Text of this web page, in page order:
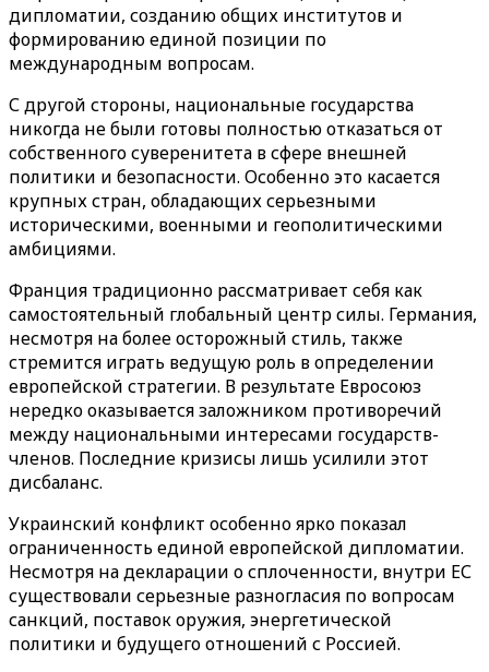
дипломатии, созданию общих институтов и
формированию единой позиции по
международным вопросам.
С другой стороны, национальные государства
никогда не были готовы полностью отказаться от
собственного суверенитета в сфере внешней
политики и безопасности. Особенно это касается
крупных стран, обладающих серьезными
историческими, военными и геополитическими
амбициями.
Франция традиционно рассматривает себя как
самостоятельный глобальный центр силы. Германия,
несмотря на более осторожный стиль, также
стремится играть ведущую роль в определении
европейской стратегии. В результате Евросоюз
нередко оказывается заложником противоречий
между национальными интересами государств-
членов. Последние кризисы лишь усилили этот
дисбаланс.
Украинский конфликт особенно ярко показал
ограниченность единой европейской дипломатии.
Несмотря на декларации о сплоченности, внутри ЕС
существовали серьезные разногласия по вопросам
санкций, поставок оружия, энергетической
политики и будущего отношений с Россией.